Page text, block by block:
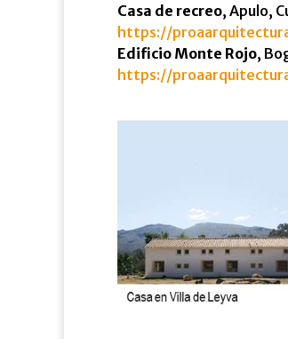
Casa de recreo, Apulo,
https://
Edificio Monte Rojo,
https://